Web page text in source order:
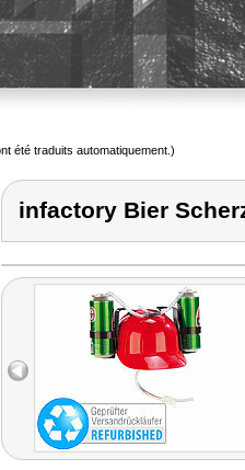
été traduits automatiquement.)
infactory Bier